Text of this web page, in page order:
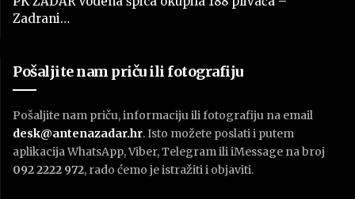
Zadrani…
Pošaljite nam priču ili fotografiju
Pošaljite nam priču, informaciju ili fotografiju na email
desk@antenazadar.hr. Isto možete poslati i putem
aplikacija WhatsApp, Viber, Telegram ili iMessage na broj
092 2222 972, rado ćemo je istražiti i objaviti.